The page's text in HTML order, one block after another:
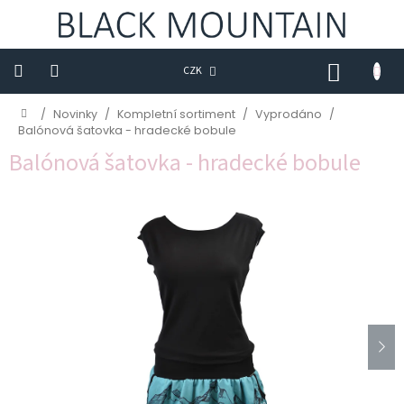
CZK
KOŠÍK
Novinky
M
Domů
/ Novinky / Kompletní sortiment / Vyprodáno /
Balónová šatovka - hradecké bobule
Balónová šatovka - hradecké bobule